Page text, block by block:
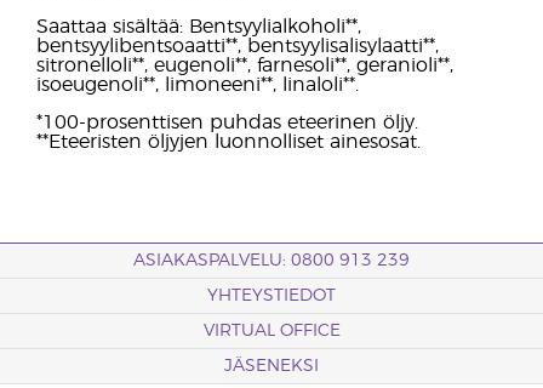
Saattaa sisältää: Bentsyylialkoholi**,
bentsyylibentsoaatti**, bentsyylisalisylaatti**,
sitronelloli**, eugenoli**, farnesoli**, geranioli**,
isoeugenoli**, limoneeni**, linaloli**.
*100-prosenttisen puhdas eteerinen öljy.
**Eteeristen öljyjen luonnolliset ainesosat.
ASIAKASPALVELU: 0800 913 239
YHTEYSTIEDOT
VIRTUAL OFFICE
JÄSENEKSI